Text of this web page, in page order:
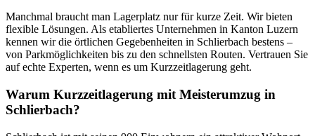
Manchmal braucht man Lagerplatz nur für kurze Zeit. Wir bieten
flexible Lösungen. Als etabliertes Unternehmen in Kanton Luzern
kennen wir die örtlichen Gegebenheiten in Schlierbach bestens –
von Parkmöglichkeiten bis zu den schnellsten Routen. Vertrauen Sie
auf echte Experten, wenn es um Kurzzeitlagerung geht.
Warum Kurzzeitlagerung mit Meisterumzug in
Schlierbach?